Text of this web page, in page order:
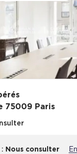
75009 Paris
Nous consulter